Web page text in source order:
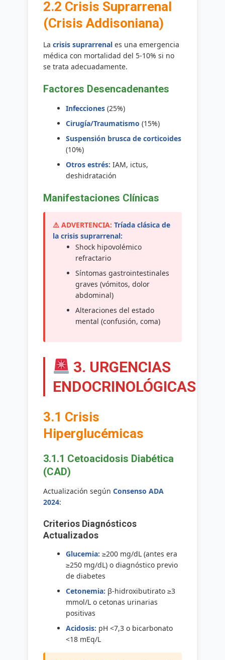
2.2 Crisis Suprarrenal
(Crisis Addisoniana)
La crisis suprarrenales una emergencia
médica con mortalidad del 5-10% si no
se trata adecuadamente.
Factores Desencadenantes
Infecciones(25%)
Cirugía/Traumatismo (15%)
Suspensión brusca de corticoides
(10%)
Otros estrés: IAM, ictus,
deshidratación
Manifestaciones Clínicas
Tríada clásica de
la crisis suprarrenal:
Shock hipovolémico
refractario
Síntomas gastrointestinales
graves (vómitos, dolor
abdominal)
Alteraciones del estado
mental (confusión, coma)
3. URGENCIAS
ENDOCRINOLÓGICAS
3.1 Crisis
Hiperglucémicas
3.1.1 Cetoacidosis Diabética
(CAD)
Actualización según Consenso ADA
2024:
Criterios Diagnósticos
Actualizados
Glucemia: ≥200 mg/dL (antes era
≥250 mg/dL) o diagnóstico previo
de diabetes
Cetonemia: β-hidroxibutirato ≥3
mmol/L o cetonas urinarias
positivas
Acidosis: pH <7,3 o bicarbonato
<18 mEq/L